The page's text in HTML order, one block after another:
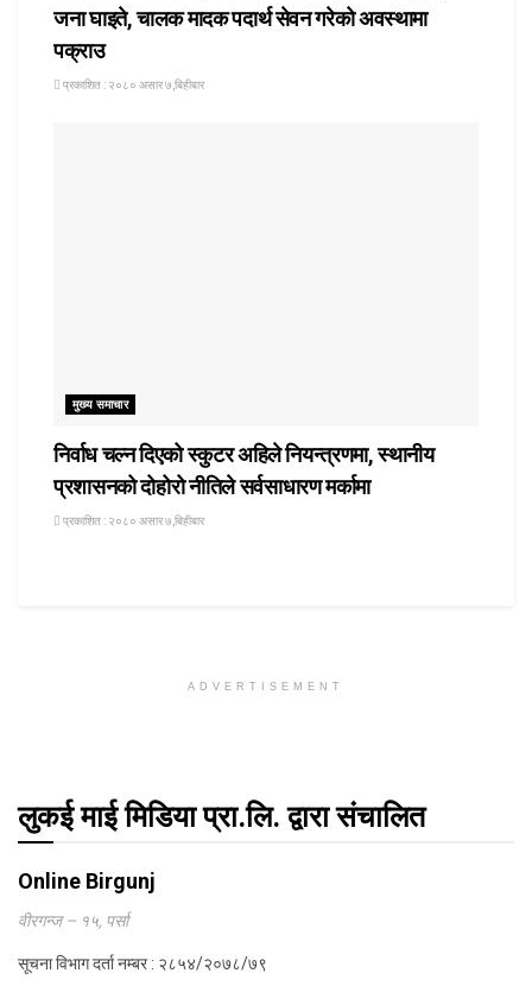
जना घाइते, चालक मादक पदार्थ सेवन गरेको अवस्थामा
पक्राउ
प्रकाशित : २०८० असार ७,बिहीबार
मुख्य समाचार
निर्वाध चल्न दिएको स्कुटर अहिले नियन्त्रणमा, स्थानीय
प्रशासनको दोहोरो नीतिले सर्वसाधारण मर्कामा
प्रकाशित : २०८० असार ७,बिहीबार
ADVERTISEMENT
लुकई माई मिडिया प्रा.लि. द्वारा संचालित
Online Birgunj
वीरगन्ज – १५, पर्सा
सूचना विभाग दर्ता नम्बर : २८५४/२०७८/७९